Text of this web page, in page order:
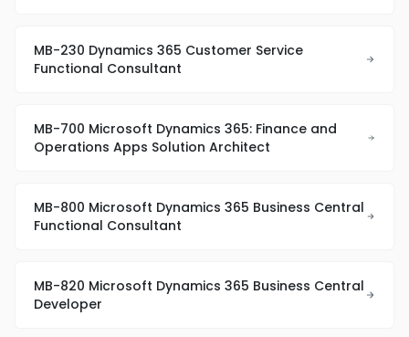
MB-230 Dynamics 365 Customer Service
Functional Consultant
MB-700 Microsoft Dynamics 365: Finance and
Operations Apps Solution Architect
MB-800 Microsoft Dynamics 365 Business Central
Functional Consultant
MB-820 Microsoft Dynamics 365 Business Central
Developer